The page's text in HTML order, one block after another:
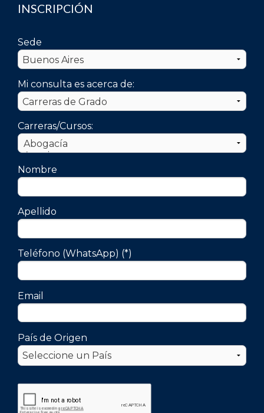
INSCRIPCIÓN
Sede
Mi consulta es acerca de:
Carreras/Cursos:
Nombre
Apellido
Teléfono (WhatsApp) (*)
Email
País de Origen